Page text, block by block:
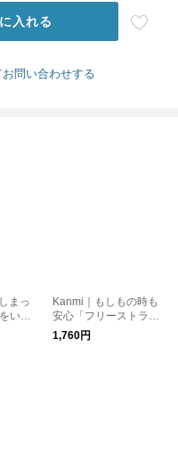
入れる
問い合わせする
まっ
いつ
フ
【S
Kanmi｜もしもの時も
安心「フリーストラッ
プ」【Z20-38】
1,760円